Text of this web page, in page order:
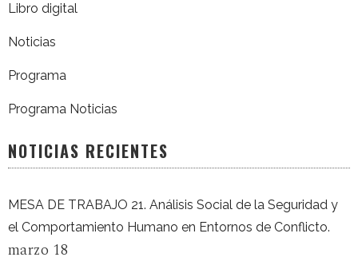
Libro digital
Noticias
Programa
Programa Noticias
NOTICIAS RECIENTES
MESA DE TRABAJO 21. Análisis Social de la Seguridad y
el Comportamiento Humano en Entornos de Conflicto.
marzo 18